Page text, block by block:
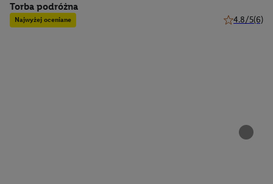
Torba podróżna
Najwyżej oceniane 4.8/5(6)